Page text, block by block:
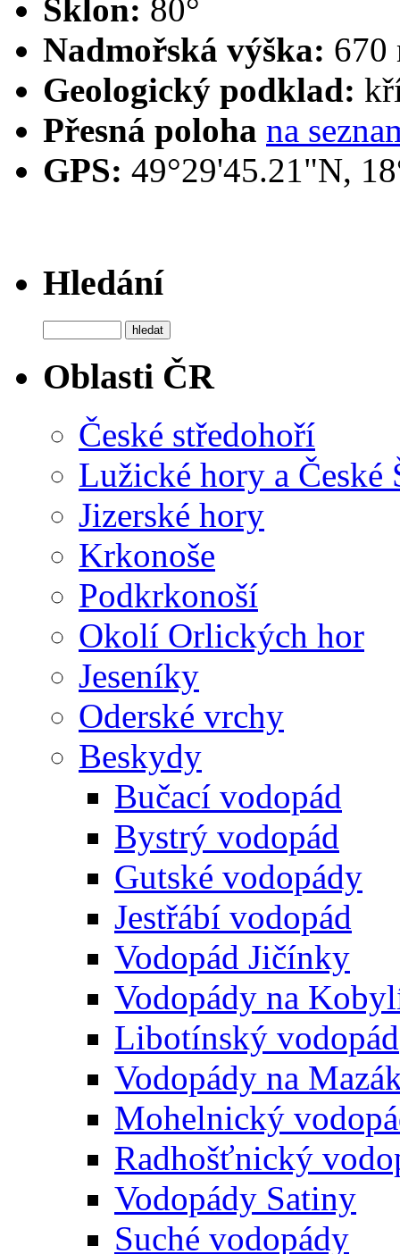
Sklon: 80°
Nadmořská výška: 670
Geologický podklad:
Přesná poloha na
GPS: 49°29'45.21"N,
Hledání
Oblasti ČR
České středohoří
Lužické hory a České
Jizerské hory
Krkonoše
Podkrkonoší
Okolí Orlických hor
Jeseníky
Oderské vrchy
Beskydy
Bučací vodopád
Bystrý vodopád
Gutské vodopády
Jestřábí vodopád
Vodopád Jičínky
Vodopády na
Libotínský vodopád
Vodopády na
Mohelnický
Radhošťnický
Vodopády Satiny
Suché vodopády